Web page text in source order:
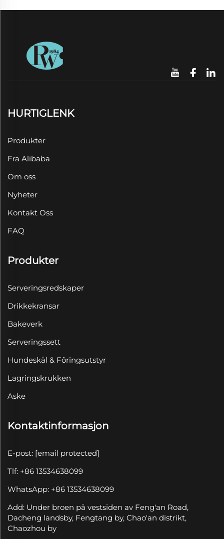
HURTIGLENK
Produkter
Fra Alibaba
Om oss
Nyheter
Kontakt Oss
FAQ
Produkter
Serveringsredskaper
Drikkekransar
Bakeverk
Serveringssett
Hundeskål & Fôringsutstyr
Lagringskrukken
Aske
Kontaktinformasjon
E-post: [email protected]
Tlf: +86 13534638099
WhatsApp: +86 13534638099
Add: Under broen på vestsiden av Feng'an Road,
Dacheng landsby, Fengtang by, Chao'an distrikt,
Chaozhou by